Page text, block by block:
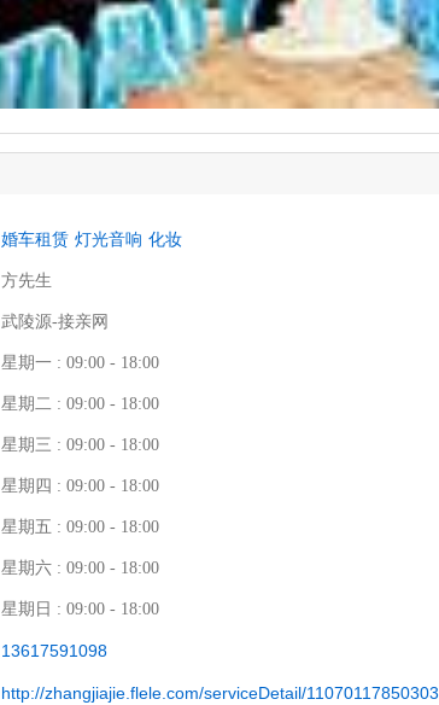
婚车租赁 灯光音响 化妆
方先生
武陵源-接亲网
星期一 : 09:00 - 18:00
星期二 : 09:00 - 18:00
星期三 : 09:00 - 18:00
星期四 : 09:00 - 18:00
星期五 : 09:00 - 18:00
星期六 : 09:00 - 18:00
星期日 : 09:00 - 18:00
13617591098
http://zhangjiajie.flele.com/serviceDetail/11070117850303